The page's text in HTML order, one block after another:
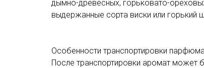
дымно-древесных, горьковато-
выдержанные сорта виски или
Особенности транспортировки
После транспортировки аромат может